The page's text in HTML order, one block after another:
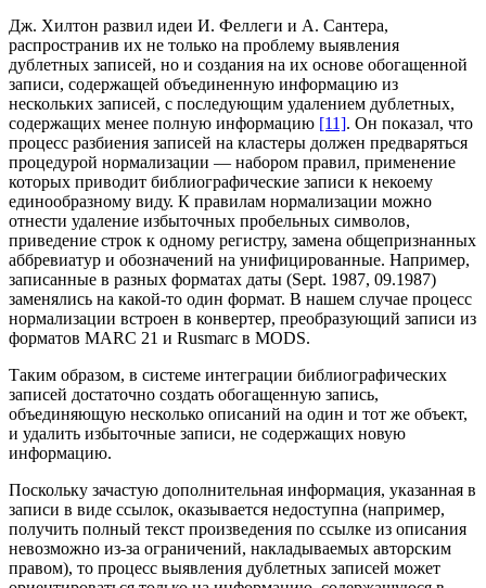
Дж. Хилтон развил идеи И. Феллеги и А. Сантера,
распространив их не только на проблему выявления
дублетных записей, но и создания на их основе обогащенной
записи, содержащей объединенную информацию из
нескольких записей, с последующим удалением дублетных,
содержащих менее полную информацию [11]. Он показал, что
процесс разбиения записей на кластеры должен предваряться
процедурой нормализации — набором правил, применение
которых приводит библиографические записи к некоему
единообразному виду. К правилам нормализации можно
отнести удаление избыточных пробельных символов,
приведение строк к одному регистру, замена общепризнанных
аббревиатур и обозначений на унифицированные. Например,
записанные в разных форматах даты (Sept. 1987, 09.1987)
заменялись на какой-то один формат. В нашем случае процесс
нормализации встроен в конвертер, преобразующий записи из
форматов MARC 21 и Rusmarc в MODS.
Таким образом, в системе интеграции библиографических
записей достаточно создать обогащенную запись,
объединяющую несколько описаний на один и тот же объект,
и удалить избыточные записи, не содержащих новую
информацию.
Поскольку зачастую дополнительная информация, указанная в
записи в виде ссылок, оказывается недоступна (например,
получить полный текст произведения по ссылке из описания
невозможно из-за ограничений, накладываемых авторским
правом), то процесс выявления дублетных записей может